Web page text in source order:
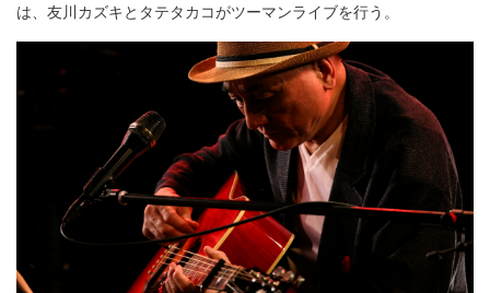
は、友川カズキとタテタカコがツーマンライブを行う。